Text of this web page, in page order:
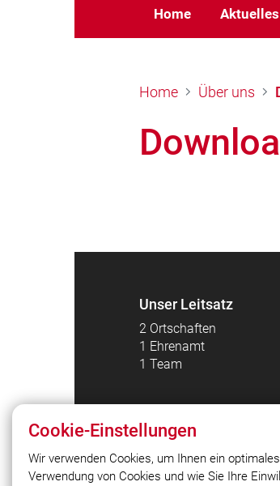
Home Aktuelles
Home Über uns
Unser Leitsatz
2 Ortschaften
1 Ehrenamt
1 Team
© 2026 FEUERWEHR
Cookie-Einstellungen
Wir verwenden Cookies, um Ihnen ein
Verwendung von Cookies und wie Sie Ihre